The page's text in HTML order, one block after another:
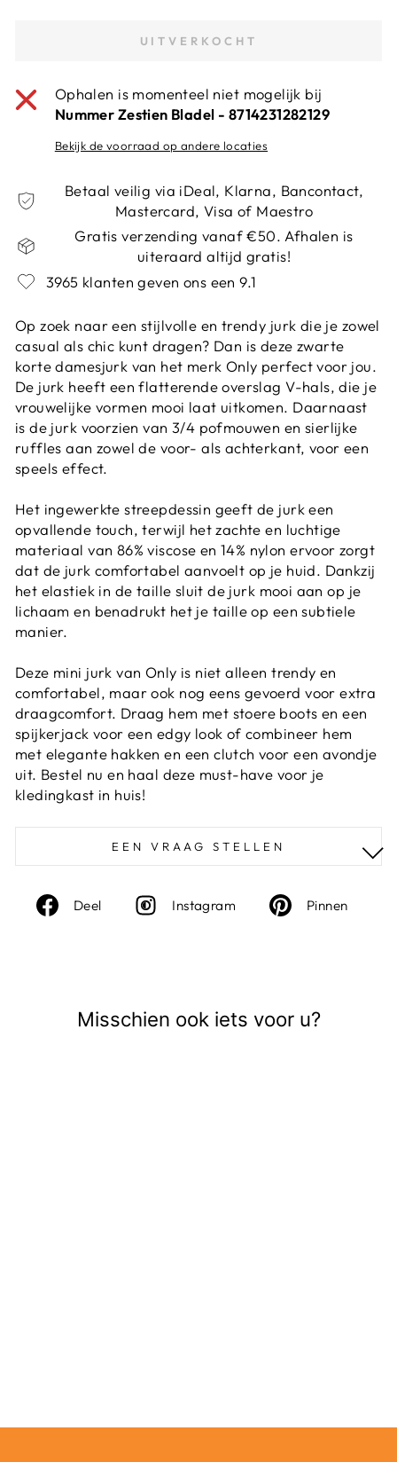
UITVERKOCHT
Ophalen is momenteel niet mogelijk bij
Nummer Zestien Bladel - 8714231282129
Bekijk de voorraad op andere locaties
Betaal veilig via iDeal, Klarna, Bancontact,
Mastercard, Visa of Maestro
Gratis verzending vanaf €50. Afhalen is
uiteraard altijd gratis!
3965 klanten geven ons een 9.1
Op zoek naar een stijlvolle en trendy jurk die je zowel
casual als chic kunt dragen? Dan is deze zwarte
korte damesjurk van het merk Only perfect voor jou.
De jurk heeft een flatterende overslag V-hals, die je
vrouwelijke vormen mooi laat uitkomen. Daarnaast
is de jurk voorzien van 3/4 pofmouwen en sierlijke
ruffles aan zowel de voor- als achterkant, voor een
speels effect.
Het ingewerkte streepdessin geeft de jurk een
opvallende touch, terwijl het zachte en luchtige
materiaal van 86% viscose en 14% nylon ervoor zorgt
dat de jurk comfortabel aanvoelt op je huid. Dankzij
het elastiek in de taille sluit de jurk mooi aan op je
lichaam en benadrukt het je taille op een subtiele
manier.
Deze mini jurk van Only is niet alleen trendy en
comfortabel, maar ook nog eens gevoerd voor extra
draagcomfort. Draag hem met stoere boots en een
spijkerjack voor een edgy look of combineer hem
met elegante hakken en een clutch voor een avondje
uit. Bestel nu en haal deze must-have voor je
kledingkast in huis!
EEN VRAAG STELLEN
Deel
Deel
Instagram InstagramPinnen
Misschien ook iets voor u?